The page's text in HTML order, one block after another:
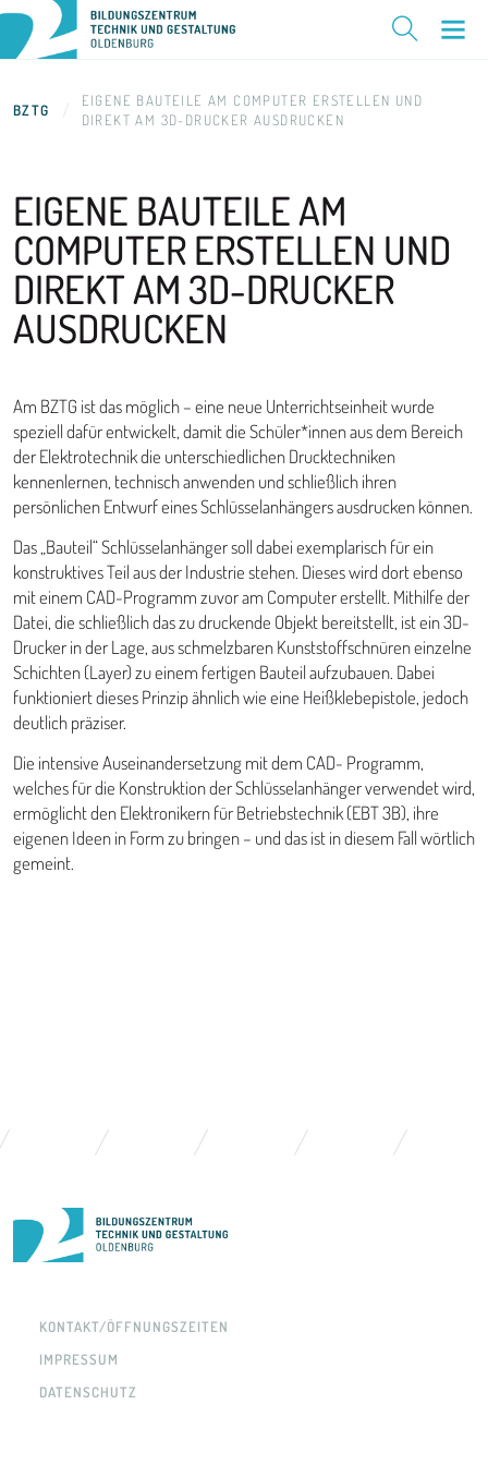
BZTG
EIGENE BAUTEILE AM COMPUTER ERSTELLEN UND
DIREKT AM 3D-DRUCKER AUSDRUCKEN
EIGENE BAUTEILE AM
COMPUTER ERSTELLEN UND
DIREKT AM 3D-DRUCKER
AUSDRUCKEN
Am BZTG ist das möglich – eine neue Unterrichtseinheit wurde
speziell dafür entwickelt, damit die Schüler*innen aus dem Bereich
der Elektrotechnik die unterschiedlichen Drucktechniken
kennenlernen, technisch anwenden und schließlich ihren
persönlichen Entwurf eines Schlüsselanhängers ausdrucken können.
Das „Bauteil“ Schlüsselanhänger soll dabei exemplarisch für ein
konstruktives Teil aus der Industrie stehen. Dieses wird dort ebenso
mit einem CAD-Programm zuvor am Computer erstellt. Mithilfe der
Datei, die schließlich das zu druckende Objekt bereitstellt, ist ein 3D-
Drucker in der Lage, aus schmelzbaren Kunststoffschnüren einzelne
Schichten (Layer) zu einem fertigen Bauteil aufzubauen. Dabei
funktioniert dieses Prinzip ähnlich wie eine Heißklebepistole, jedoch
deutlich präziser.
Die intensive Auseinandersetzung mit dem CAD- Programm,
welches für die Konstruktion der Schlüsselanhänger verwendet wird,
ermöglicht den Elektronikern für Betriebstechnik (EBT 3B), ihre
eigenen Ideen in Form zu bringen – und das ist in diesem Fall wörtlich
gemeint.
KONTAKT/ÖFFNUNGSZEITEN
IMPRESSUM
DATENSCHUTZ